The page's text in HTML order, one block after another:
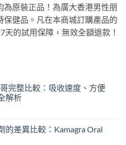
原裝正品！為廣大香港男性朋
保健品。凡在本商城訂購產品的
的試用保障，無效全額退款！
完整比較：吸收速度、方便
解析
的差異比較：Kamagra Oral